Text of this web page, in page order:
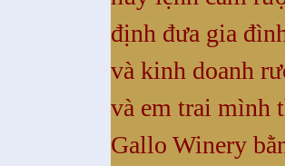
định đưa gia
và kinh doanh
và em trai mình
Gallo Winery